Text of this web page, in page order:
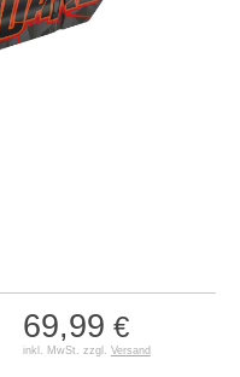
69,99 €
inkl. MwSt. zzgl. Versand